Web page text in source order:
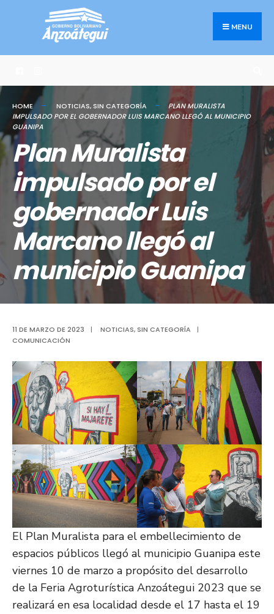
MENU
HOME NOTICIAS, SIN CATEGORÍA
PLAN MURALISTA
IMPULSADO POR EL GOBERNADOR LUIS MARCANO LLEGÓ AL MUNICIPIO
GUANIPA
Plan Muralista
impulsado por el
gobernador Luis
Marcano llegó al
municipio Guanipa
11 DE MARZO DE 2023 | NOTICIAS, SIN CATEGORÍA
|
COMUNICACIÓN
El Plan Muralista para el embellecimiento de
espacios públicos llegó al municipio Guanipa este
viernes 10 de marzo a propósito del desarrollo
de la Feria Agroturística Anzoátegui 2023 que se
realizará en esa localidad desde el 17 hasta el 19
Search